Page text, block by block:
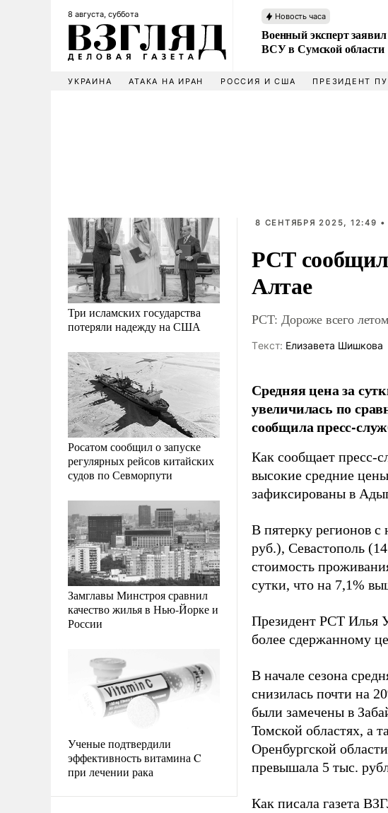
8 августа, суббота Новость часа
Военный эксперт
ВСУ в Сумской области
УКРАИНА АТАКА НА ИРАН РОССИЯ И США ПРЕЗИДЕНТ
Три исламских государства
потеряли надежду на США
Росатом сообщил о запуске
регулярных рейсов китайских
судов по Севморпути
Замглавы Минстроя сравнил
качество жилья в Нью-Йорке и
России
Ученые подтвердили
эффективность витамина C
при лечении рака
8 СЕНТЯБРЯ 2025, 12:49 •
РСТ сообщил
Алтае
РСТ: Дороже всего
Tекст: Елизавета Шишкова
Средняя цена за
увеличилась по
сообщила пресс-
Как сообщает пресс-
высокие средние
зафиксированы в
В пятерку регионов
руб.), Севастополь
стоимость
сутки, что на 7,1%
Президент РСТ Илья
более сдержанному
В начале сезона
снизилась почти на
были замечены в
Томской областях, а
Оренбургской
превышала 5 тыс.
Как писала газета